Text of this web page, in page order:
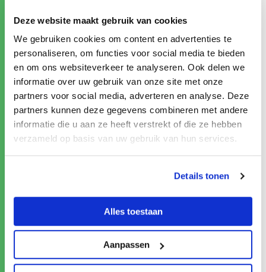
Deze website maakt gebruik van cookies
We gebruiken cookies om content en advertenties te
personaliseren, om functies voor social media te bieden
en om ons websiteverkeer te analyseren. Ook delen we
informatie over uw gebruik van onze site met onze
partners voor social media, adverteren en analyse. Deze
partners kunnen deze gegevens combineren met andere
informatie die u aan ze heeft verstrekt of die ze hebben
verzameld op basis van uw gebruik van hun services.
Details tonen
Alles toestaan
Aanpassen
deze uitdagingen kunnen alleen maar worden
opgepakt door samenwerking met alle partijen die
een rol hebben binnen de arbeidsmarkt.
Samenwerken aan een Toekomstbestendige
Arbeidsmarkt
Robert te Beest vatte de bijeenkomst samen met
een oproep om bestaande structuren los te laten:
“Laten we samen inzetten op de instrumenten die
nodig zijn om de juiste acties mogelijk te maken.
werkcentrum op innovatieve wijze opzetten.” De
top werd afgesloten met een oproep tot actie,
waarbij deelnemers symbolisch hun handtekening
zetten op een bord als bevestiging van hun
betrokkenheid.